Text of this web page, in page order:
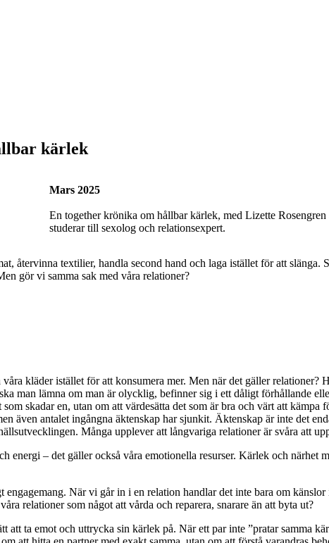
kärlek
Mars 2025
En together krönika om hållbar kärlek, med Lizette Rosengren
studerar till sexolog och relationsexpert.
återvinna textilier, handla second hand och laga istället för att slänga.
gör vi samma sak med våra relationer?
kläder istället för att konsumera mer. Men när det gäller relationer?
man lämna om man är olycklig, befinner sig i ett dåligt förhållande
skadar en, utan om att värdesätta det som är bra och värt att kämpa
även antalet ingångna äktenskap har sjunkit. Äktenskap är inte det
Många upplever att långvariga relationer är svåra att
energi – det gäller också våra emotionella resurser. Kärlek och närhet
När vi går in i en relation handlar det inte bara om känslor
relationer som något att vårda och reparera, snarare än att byta ut?
att ta emot och uttrycka sin kärlek på. När ett par inte ”pratar samma